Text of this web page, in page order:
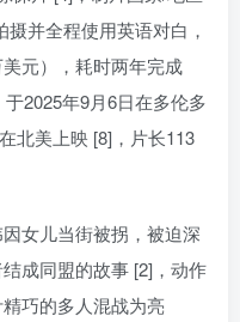
并全程使用英语对白，
元），耗时两年完成
2025年9月6日在多伦多
北美上映 [8]，片长113
女儿当街被拐，被迫深
成同盟的故事 [2]，动作
巧的多人混战为亮